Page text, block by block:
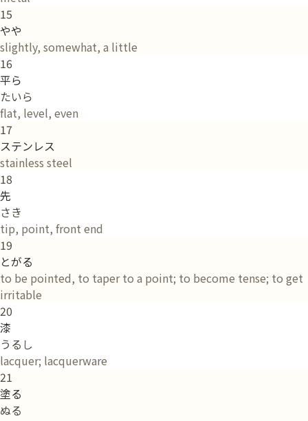
15
やや
slightly, somewhat, a little
16
平ら
たいら
flat, level, even
17
ステンレス
stainless steel
18
先
さき
tip, point, front end
19
とがる
to be pointed, to taper to a point; to become tense; to get
irritable
20
漆
うるし
lacquer; lacquerware
21
塗る
ぬる